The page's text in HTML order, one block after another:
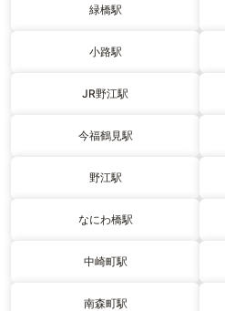
緑橋駅
小路駅
JR野江駅
今福鶴見駅
野江駅
なにわ橋駅
中崎町駅
南森町駅